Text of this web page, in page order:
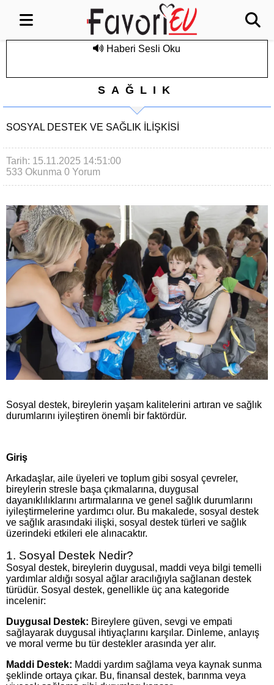
Haberi Sesli Oku
SAĞLIK
SOSYAL DESTEK VE SAĞLIK İLIŞKISI
Tarih: 15.11.2025 14:51:00
533 Okunma 0 Yorum
Sosyal destek, bireylerin yaşam kalitelerini artıran ve sağlık
durumlarını iyileştiren önemli bir faktördür.
Giriş
Arkadaşlar, aile üyeleri ve toplum gibi sosyal çevreler,
bireylerin stresle başa çıkmalarına, duygusal
dayanıklılıklarını artırmalarına ve genel sağlık durumlarını
iyileştirmelerine yardımcı olur. Bu makalede, sosyal destek
ve sağlık arasındaki ilişki, sosyal destek türleri ve sağlık
üzerindeki etkileri ele alınacaktır.
1. Sosyal Destek Nedir?
Sosyal destek, bireylerin duygusal, maddi veya bilgi temelli
yardımlar aldığı sosyal ağlar aracılığıyla sağlanan destek
türüdür. Sosyal destek, genellikle üç ana kategoride
incelenir:
Duygusal Destek: Bireylere güven, sevgi ve empati
sağlayarak duygusal ihtiyaçlarını karşılar. Dinleme, anlayış
ve moral verme bu tür destekler arasında yer alır.
Maddi Destek: Maddi yardım sağlama veya kaynak sunma
şeklinde ortaya çıkar. Bu, finansal destek, barınma veya